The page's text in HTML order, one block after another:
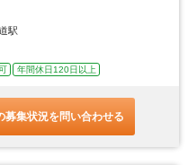
駅
年間休日120日以上
募集状況を問い合わせる